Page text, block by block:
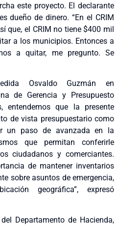
este proyecto. El declarante
dueño de dinero. “En el CRIM
que, el CRIM no tiene $400 mil
a los municipios. Entonces a
a quitar, me pregunto. Se
Osvaldo Guzmán en
de Gerencia y Presupuesto
entendemos que la presente
de vista presupuestario como
un paso de avanzada en la
que permitan conferirle
ciudadanos y comerciantes.
de mantener inventarios
sobre asuntos de emergencia,
geográfica”, expresó
Departamento de Hacienda,